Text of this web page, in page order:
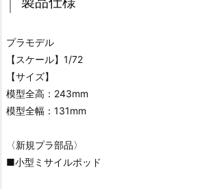
プラモデル
【スケール】1/72
【サイズ】
模型全高：243mm
模型全幅：131mm
〈新規プラ部品〉
■小型ミサイルポッド